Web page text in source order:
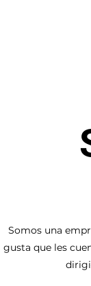
Somos una
gusta que les